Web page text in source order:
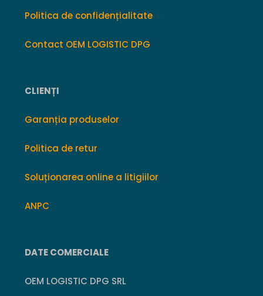
Politica de confidențialitate
Contact OEM LOGISTIC DPG
CLIENȚI
Garanția produselor
Politica de retur
Soluționarea online a litigiilor
ANPC
DATE COMERCIALE
OEM LOGISTIC DPG SRL